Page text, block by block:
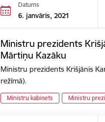
Datums
6. janvāris, 2021
Ministru prezidents
Mārtiņu Kazāku
Ministru prezidents Krišjānis
režīmā).
Ministru kabinets Ministru